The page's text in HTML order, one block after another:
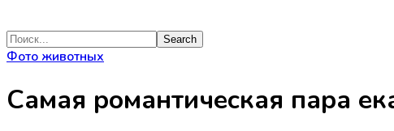
Фото животных
Самая романтическая пара